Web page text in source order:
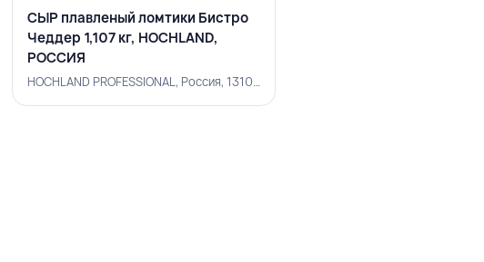
СЫР плавленый ломтики Бистро
Чеддер 1,107 кг, HOCHLAND,
РОССИЯ
HOCHLAND PROFESSIONAL, Россия, 131001200